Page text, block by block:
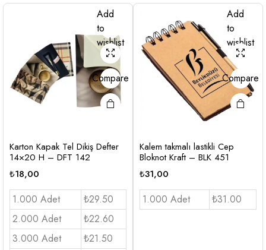
Add
to
wishlist
Compare
Karton Kapak Tel Dikiş Defter
14×20 H – DFT 142
₺18,00
1.000 Adet
₺29.50
2.000 Adet
₺22.60
3.000 Adet
₺21.50
Add
to
wishlist
Compare
Kalem takmalı lastikli Cep
Bloknot Kraft – BLK 451
₺31,00
1.000 Adet ₺31.00